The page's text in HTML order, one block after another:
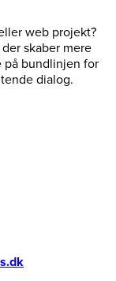
web projekt?
skaber mere
på bundlinjen for
dialog.